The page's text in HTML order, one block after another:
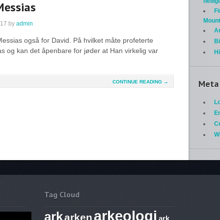
by admin
også for David. På hvilket måte profeterte
og kan det åpenbare for jøder at Han virkelig var
CONTINUE READING → Meta
Tag Cloud
arkarken arkeologi